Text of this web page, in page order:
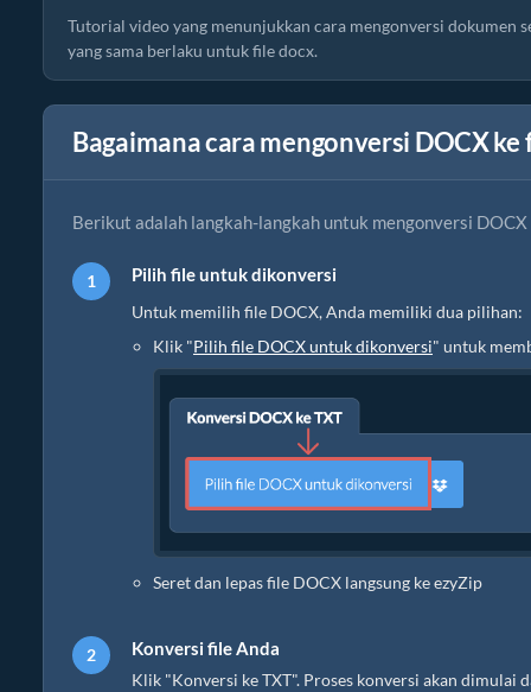
Tutorial video yang menunjukkan cara mengonversi
yang sama berlaku untuk file docx.
Bagaimana cara mengonversi DOCX ke
Berikut adalah langkah-langkah untuk mengonversi
Pilih file untuk dikonversi
Untuk memilih file DOCX, Anda memiliki dua pilihan:
Klik "Pilih file DOCX untuk dikonversi" untuk
Seret dan lepas file DOCX langsung ke ezyZip
Konversi file Anda
Klik "Konversi ke TXT". Proses konversi akan dimulai